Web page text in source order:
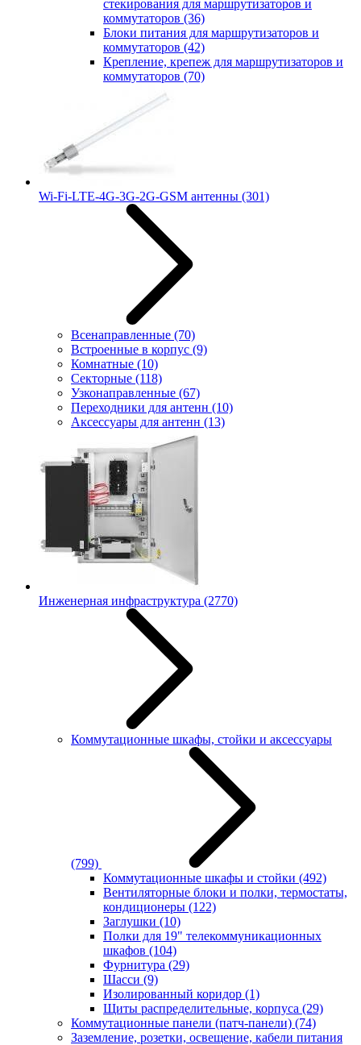
стекирования для маршрутизаторов и
коммутаторов (36)
Блоки питания для маршрутизаторов и
коммутаторов (42)
Крепление, крепеж для маршрутизаторов и
коммутаторов (70)
Wi-Fi-LTE-4G-3G-2G-GSM антенны (301)
Всенаправленные (70)
Встроенные в корпус (9)
Комнатные (10)
Секторные (118)
Узконаправленные (67)
Переходники для антенн (10)
Аксессуары для антенн (13)
Инженерная инфраструктура (2770)
Коммутационные шкафы, стойки и аксессуары
(799)
Коммутационные шкафы и стойки (492)
Вентиляторные блоки и полки, термостаты,
кондиционеры (122)
Заглушки (10)
Полки для 19" телекоммуникационных
шкафов (104)
Фурнитура (29)
Шасси (9)
Изолированный коридор (1)
Щиты распределительные, корпуса (29)
Коммутационные панели (патч-панели) (74)
Заземление, розетки, освещение, кабели питания